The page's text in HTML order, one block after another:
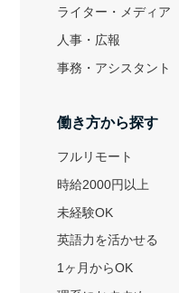
ライター・メディア
人事・広報
事務・アシスタント
働き方から探す
フルリモート
時給2000円以上
未経験OK
英語力を活かせる
1ヶ月からOK